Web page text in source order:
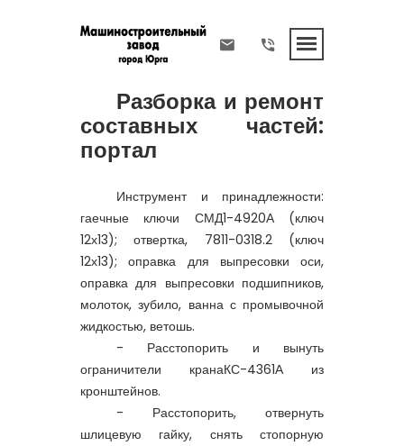
Разборка и ремонт
составных частей:
портал
Инструмент и принадлежности:
гаечные ключи СМД1-4920А (ключ
12х13); отвертка, 7811-0318.2 (ключ
12х13); оправка для выпресовки оси,
оправка для выпресовки подшипников,
молоток, зубило, ванна с промывочной
жидкостью, ветошь.
- Расстопорить и вынуть
ограничители кранаКС-4361А из
кронштейнов.
- Расстопорить, отвернуть
шлицевую гайку, снять стопорную